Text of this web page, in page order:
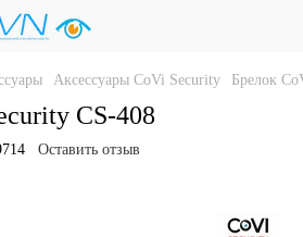
Аксессуары CoVi Security Брелок
CS-408
Оставить отзыв